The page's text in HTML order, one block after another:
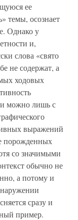
ее
темы, осознает
Однако у
и,
слова «свято
не содержат, а
ходовых
можно лишь с
выражений
порожденных
со значимыми
обычно не
а потому и
сразу и
пример.